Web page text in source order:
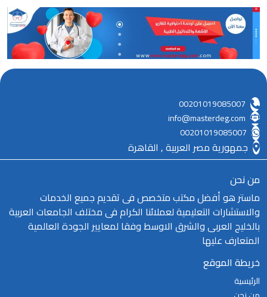
00201019085007
info@masterdeg.com
00201019085007
جمهورية مصر العربية , القاهرة
من نحن
ماستر هو أفضل مكتب متخصص فى تقديم جميع الخدمات
والاستشارات التعليمية لعملائنا الكرام فى مختلف الجامعات العربية
بالخليج العربى والشرق الاوسط وفقا لمعايير الجودة العالمية
المتعارف عليها
خريطة الموقع
الرئيسية